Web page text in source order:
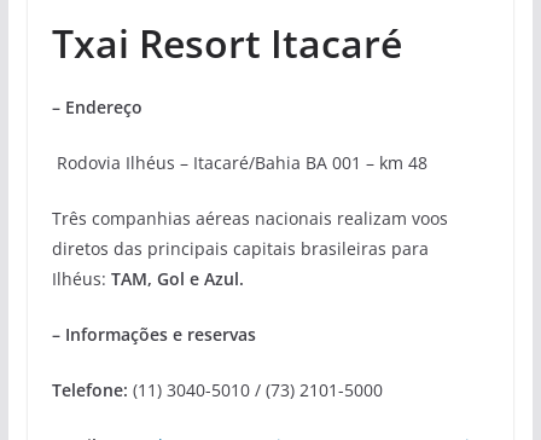
Txai Resort Itacaré
– Endereço
Rodovia Ilhéus – Itacaré/Bahia BA 001 – km 48
Três companhias aéreas nacionais realizam voos
diretos das principais capitais brasileiras para
Ilhéus: TAM, Gol e Azul.
– Informações e reservas
Telefone: (11) 3040-5010 / (73) 2101-5000